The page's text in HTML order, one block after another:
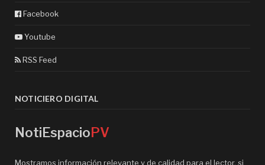
Facebook
Youtube
RSS Feed
NOTICIERO DIGITAL
NotiEspacioPV
Mostramos información relevante y de calidad para el lector, si